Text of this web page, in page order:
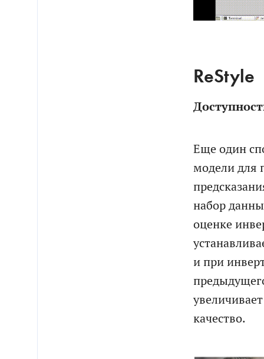
ReStyle
Еще один
модели для
набор
оценке
и при
качество.